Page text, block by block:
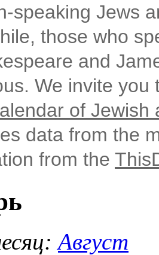
Jews
those who
and
We invite
of Jewish
data from the
from the
Август